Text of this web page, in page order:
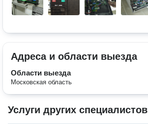
Адреса и области выезда
Области выезда
Московская область
Услуги других специалистов